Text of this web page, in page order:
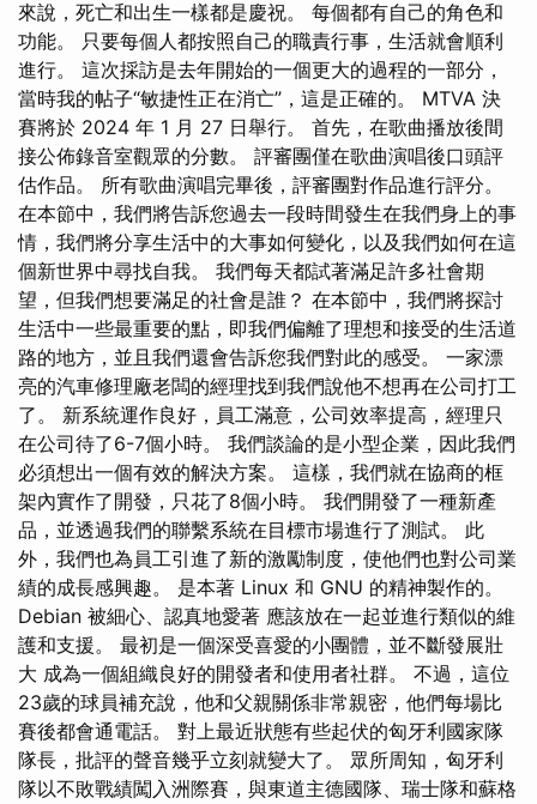
來說，死亡和出生一樣都是慶祝。 每個都有自己的角色和
功能。 只要每個人都按照自己的職責行事，生活就會順利
進行。 這次採訪是去年開始的一個更大的過程的一部分，
當時我的帖子“敏捷性正在消亡”，這是正確的。 MTVA 決
賽將於 2024 年 1 月 27 日舉行。 首先，在歌曲播放後間
接公佈錄音室觀眾的分數。 評審團僅在歌曲演唱後口頭評
估作品。 所有歌曲演唱完畢後，評審團對作品進行評分。
在本節中，我們將告訴您過去一段時間發生在我們身上的事
情，我們將分享生活中的大事如何變化，以及我們如何在這
個新世界中尋找自我。 我們每天都試著滿足許多社會期
望，但我們想要滿足的社會是誰？ 在本節中，我們將探討
生活中一些最重要的點，即我們偏離了理想和接受的生活道
路的地方，並且我們還會告訴您我們對此的感受。 一家漂
亮的汽車修理廠老闆的經理找到我們說他不想再在公司打工
了。 新系統運作良好，員工滿意，公司效率提高，經理只
在公司待了6-7個小時。 我們談論的是小型企業，因此我們
必須想出一個有效的解決方案。 這樣，我們就在協商的框
架內實作了開發，只花了8個小時。 我們開發了一種新產
品，並透過我們的聯繫系統在目標市場進行了測試。 此
外，我們也為員工引進了新的激勵制度，使他們也對公司業
績的成長感興趣。 是本著 Linux 和 GNU 的精神製作的。
Debian 被細心、認真地愛著 應該放在一起並進行類似的維
護和支援。 最初是一個深受喜愛的小團體，並不斷發展壯
大 成為一個組織良好的開發者和使用者社群。 不過，這位
23歲的球員補充說，他和父親關係非常親密，他們每場比
賽後都會通電話。 對上最近狀態有些起伏的匈牙利國家隊
隊長，批評的聲音幾乎立刻就變大了。 眾所周知，匈牙利
隊以不敗戰績闖入洲際賽，與東道主德國隊、瑞士隊和蘇格